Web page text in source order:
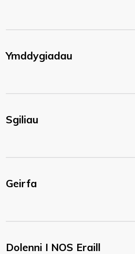
Ymddygiadau
Sgiliau
Geirfa
Dolenni I NOS Eraill